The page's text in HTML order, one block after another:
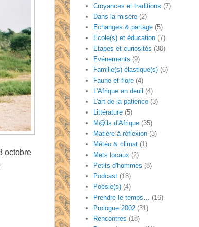
octobre
Croyances et traditions (7)
Dans la misère (2)
Echanges & partage (5)
Ecole(s) et éducation (7)
Etapes et curiosités (30)
Evénements (9)
Famille(s) élastique(s) (6)
Faune et flore (4)
L'Afrique en deuil (4)
L'art de la patience (3)
Littérature (5)
M@ils d'Afrique (35)
Matière à réflexion (3)
Météo & climat (1)
Mets locaux (2)
Petits d'hommes (8)
Podcast (18)
Poésie(s) (4)
Prendre le temps… (16)
Prologue 2002 (31)
Rencontres (18)